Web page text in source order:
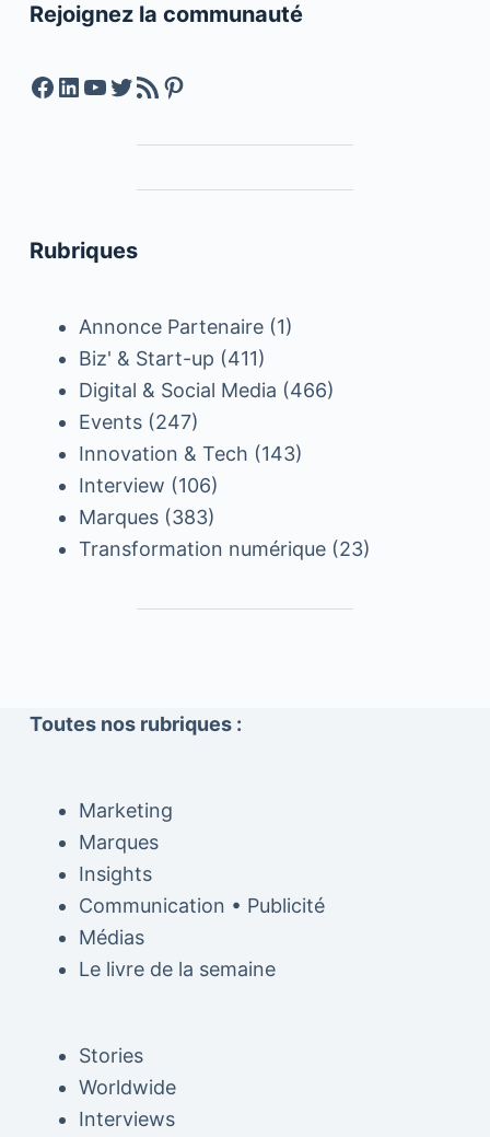
Rejoignez la communauté
Facebook
LinkedIn
YouTube
Twitter
Feed RSSPinterest
Rubriques
Annonce Partenaire(1)
Biz' & Start-up (411)
Digital & Social Media (466)
Events(247)
Innovation & Tech (143)
Interview (106)
Marques(383)
Transformation numérique(23)
Toutes nos rubriques :
Marketing
Marques
Insights
Communication • Publicité
Médias
Le livre de la semaine
Stories
Worldwide
Interviews